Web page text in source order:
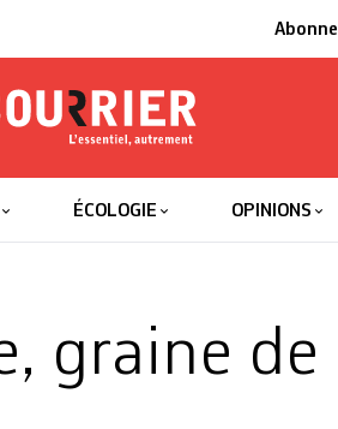
ÉCOLOGIE OPINIONS
graine de